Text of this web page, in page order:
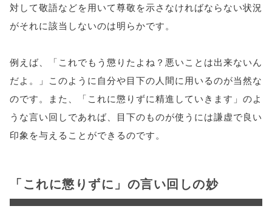
対して敬語などを用いて尊敬を示さなければならない状況
がそれに該当しないのは明らかです。
例えば、「これでもう懲りたよね？悪いことは出来ないん
だよ。」このように自分や目下の人間に用いるのが当然な
のです。また、「これに懲りずに精進していきます」のよ
うな言い回しであれば、目下のものが使うには謙虚で良い
印象を与えることができるのです。
「これに懲りずに」の言い回しの妙